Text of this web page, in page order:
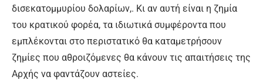
δισεκατομμυρίου δολαρίων,. Κι αν αυτή είναι η ζημία
του κρατικού φορέα, τα ιδιωτικά συμφέροντα που
εμπλέκονται στο περιστατικό θα καταμετρήσουν
ζημίες που αθροιζόμενες θα κάνουν τις απαιτήσεις της
Αρχής να φαντάζουν αστείες.